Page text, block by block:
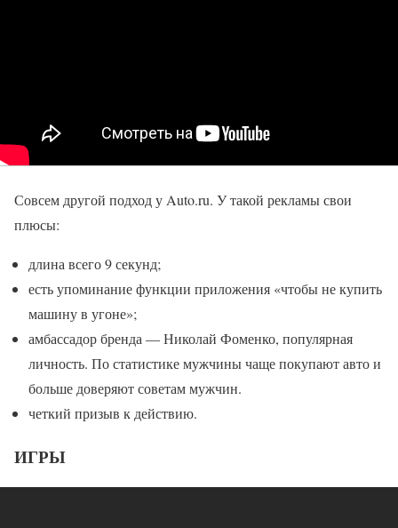
Совсем другой подход у Auto.ru. У такой рекламы свои
плюсы:
длина всего 9 секунд;
есть упоминание функции приложения «чтобы не купить
машину в угоне»;
амбассадор бренда — Николай Фоменко, популярная
личность. По статистике мужчины чаще покупают авто и
больше доверяют советам мужчин.
четкий призыв к действию.
ИГРЫ